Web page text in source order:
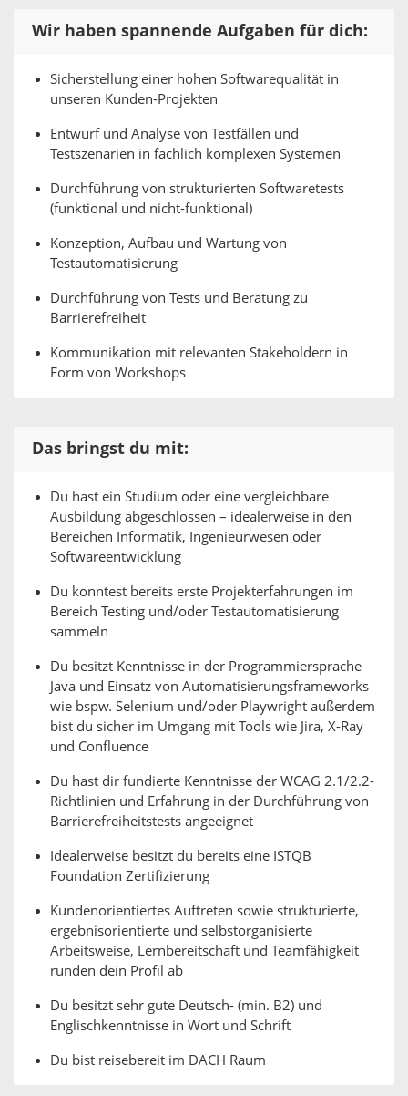
Wir haben spannende Aufgaben für dich:
Sicherstellung einer hohen Softwarequalität in
unseren Kunden-Projekten
Entwurf und Analyse von Testfällen und
Testszenarien in fachlich komplexen Systemen
Durchführung von strukturierten Softwaretests
(funktional und nicht-funktional)
Konzeption, Aufbau und Wartung von
Testautomatisierung
Durchführung von Tests und Beratung zu
Barrierefreiheit
Kommunikation mit relevanten Stakeholdern in
Form von Workshops
Das bringst du mit:
Du hast ein Studium oder eine vergleichbare
Ausbildung abgeschlossen – idealerweise in den
Bereichen Informatik, Ingenieurwesen oder
Softwareentwicklung
Du konntest bereits erste Projekterfahrungen im
Bereich Testing und/oder Testautomatisierung
sammeln
Du besitzt Kenntnisse in der Programmiersprache
Java und Einsatz von Automatisierungsframeworks
wie bspw. Selenium und/oder Playwright außerdem
bist du sicher im Umgang mit Tools wie Jira, X-Ray
und Confluence
Du hast dir fundierte Kenntnisse der WCAG 2.1/2.2-
Richtlinien und Erfahrung in der Durchführung von
Barrierefreiheitstests angeeignet
Idealerweise besitzt du bereits eine ISTQB
Foundation Zertifizierung
Kundenorientiertes Auftreten sowie strukturierte,
ergebnisorientierte und selbstorganisierte
Arbeitsweise, Lernbereitschaft und Teamfähigkeit
runden dein Profil ab
Du besitzt sehr gute Deutsch- (min. B2) und
Englischkenntnisse in Wort und Schrift
Du bist reisebereit im DACH Raum